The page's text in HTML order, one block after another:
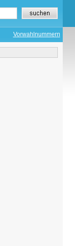
Vorwahlnummern